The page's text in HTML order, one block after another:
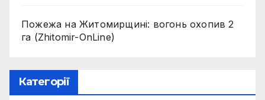
Пожежа на Житомирщині: вогонь охопив 2
га (Zhitomir-OnLine)
Категорії